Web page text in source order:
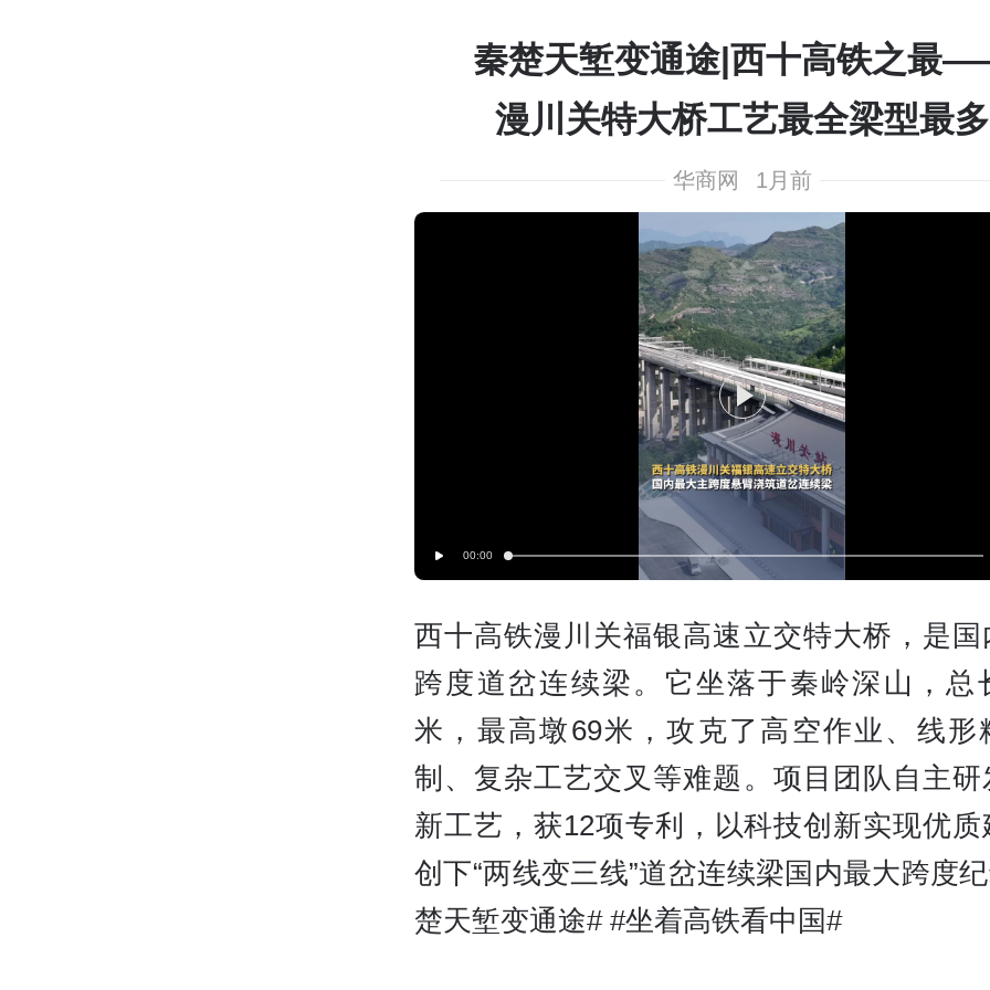
秦楚天堑变通途|西十高铁之最
漫川关特大桥工艺最全梁型最多
华商网 1月前
00:00
西十高铁漫川关福银高速立交特大桥，是国
跨度道岔连续梁。它坐落于秦岭深山，总
米，最高墩69米，攻克了高空作业、线形
制、复杂工艺交叉等难题。项目团队自主研
新工艺，获12项专利，以科技创新实现优质
创下“两线变三线”道岔连续梁国内最大跨度
楚天堑变通途# #坐着高铁看中国#